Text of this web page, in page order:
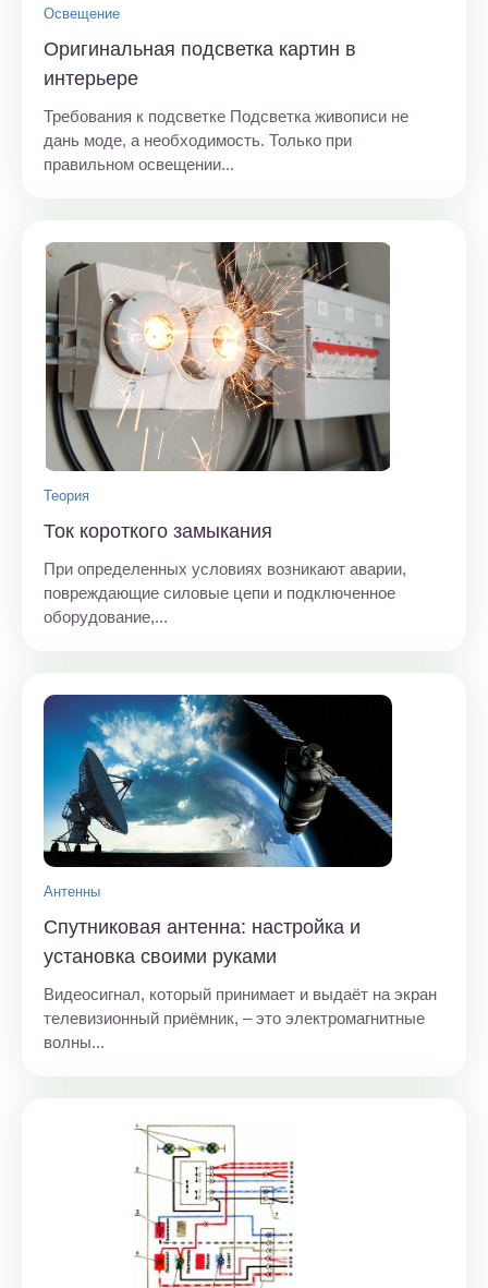
Освещение
Оригинальная подсветка картин в
интерьере
Требования к подсветке Подсветка живописи не
дань моде, а необходимость. Только при
правильном освещении...
Теория
Ток короткого замыкания
При определенных условиях возникают аварии,
повреждающие силовые цепи и подключенное
оборудование,...
Антенны
Спутниковая антенна: настройка и
установка своими руками
Видеосигнал, который принимает и выдаёт на экран
телевизионный приёмник, – это электромагнитные
волны...